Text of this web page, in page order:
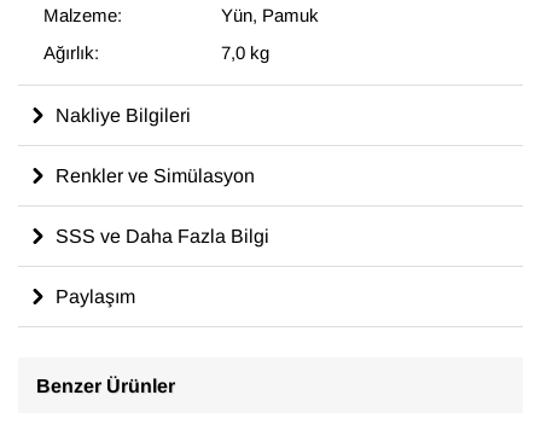
Malzeme:
Yün, Pamuk
Ağırlık:
7,0 kg
Nakliye Bilgileri
Renkler ve Simülasyon
SSS ve Daha Fazla Bilgi
Paylaşım
Benzer Ürünler